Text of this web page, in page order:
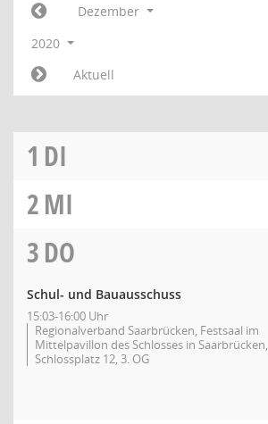
Dezember
2020
Aktuell
1 DI
2MI
3DO
Schul- und Bauausschuss
15:03-16:00 Uhr
Regionalverband Saarbrücken, Festsaal im
Mittelpavillon des Schlosses in Saarbrücken,
Schlossplatz 12, 3. OG